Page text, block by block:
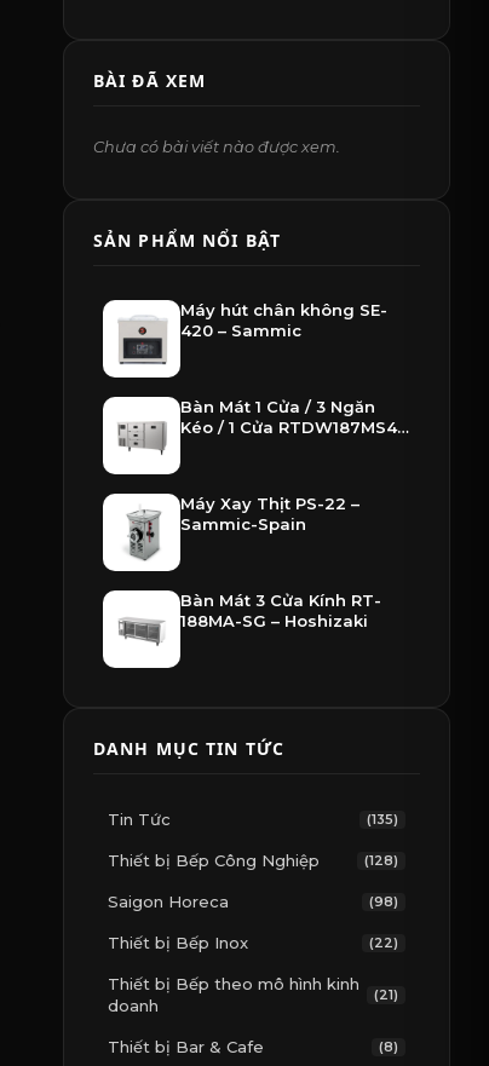
BÀI ĐÃ XEM
Chưa có bài viết nào được xem.
SẢN PHẨM NỔI BẬT
Máy hút chân không SE-
420 – Sammic
Bàn Mát 1 Cửa / 3 Ngăn
Kéo / 1 Cửa RTDW187MS4-
Máy Xay Thịt PS-22 –
Sammic-Spain
Bàn Mát 3 Cửa Kính RT-
188MA-SG – Hoshizaki
DANH MỤC TIN TỨC
Tin Tức (135)
Thiết bị Bếp Công Nghiệp (128)
Saigon Horeca (98)
Thiết bị Bếp Inox (22)
Thiết bị Bếp theo mô hình kinh
doanh
(21)
Thiết bị Bar & Cafe (8)